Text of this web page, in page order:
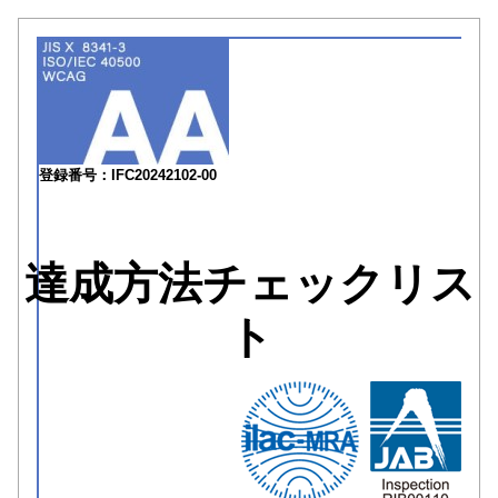
登録番号：IFC20242102-00
達成方法チェックリス
ト